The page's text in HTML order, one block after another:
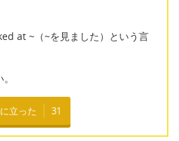
at ~（~を見ました）という言
立った 31